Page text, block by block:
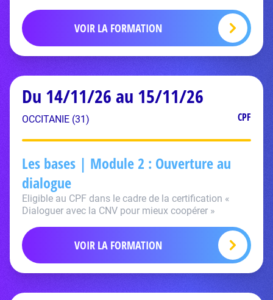
VOIR LA FORMATION
Du 14/11/26 au 15/11/26
OCCITANIE (31) CPF
Les bases | Module 2 : Ouverture au
dialogue
Eligible au CPF dans le cadre de la certification «
Dialoguer avec la CNV pour mieux coopérer »
VOIR LA FORMATION